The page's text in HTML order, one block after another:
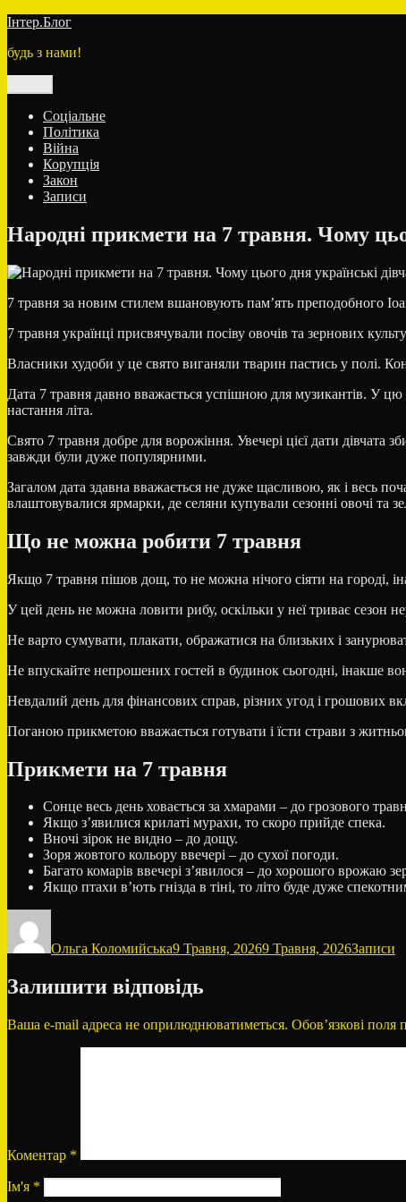
Перейти
вмісту
Інтер.Блог
будь з нами!
Соціальне
Політика
Війна
Корупція
Закон
Записи
Народні прикмети на 7 травня. Чому
7 травня за новим стилем вшановують пам’ять преподобного
7 травня українці присвячували посіву овочів та зернових
Власники худоби у це свято виганяли тварин пастись у полі.
Дата 7 травня давно вважається успішною для музикантів. У
настання літа.
Свято 7 травня добре для ворожіння. Увечері цієї дати
завжди були дуже популярними.
Загалом дата здавна вважається не дуже щасливою, як і весь
влаштовувалися ярмарки, де селяни купували сезонні овочі та
Що не можна робити 7 травня
Якщо 7 травня пішов дощ, то не можна нічого сіяти на городі,
У цей день не можна ловити рибу, оскільки у неї триває сезон
Не варто сумувати, плакати, ображатися на близьких і
Не впускайте непрошених гостей в будинок сьогодні, інакше
Невдалий день для фінансових справ, різних угод і грошових
Поганою прикметою вважається готувати і їсти страви з
Прикмети на 7 травня
Сонце весь день ховається за хмарами – до грозового
Якщо з’явилися крилаті мурахи, то скоро прийде спека.
Вночі зірок не видно – до дощу.
Зоря жовтого кольору ввечері – до сухої погоди.
Багато комарів ввечері з’явилося – до хорошого врожаю
Якщо птахи в’ють гнізда в тіні, то літо буде дуже
Ольга Коломийська9 Травня, 20269 Травня, 2026Записи
Залишити відповідь
Ваша e-mail адреса не оприлюднюватиметься. Обов’язкові поля
Коментар *
Ім'я *